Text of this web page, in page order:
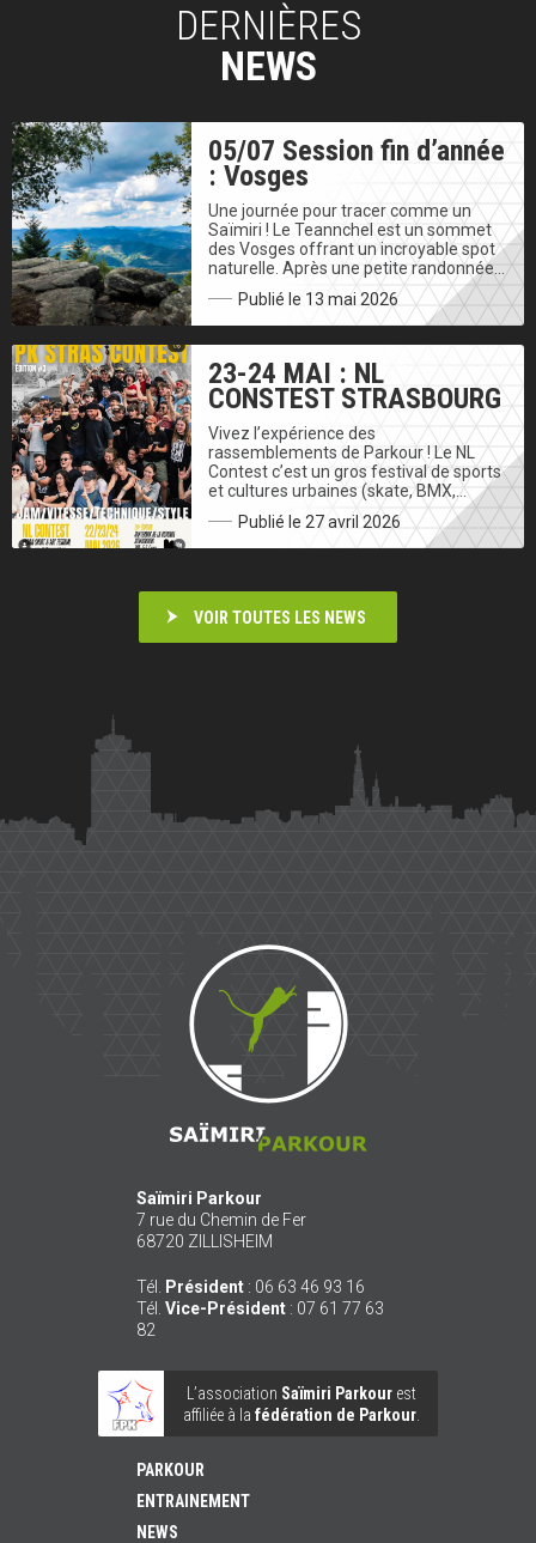
DERNIÈRES
NEWS
05/07 Session fin d’année
: Vosges
Une journée pour tracer comme un
Saïmiri ! Le Teannchel est un sommet
des Vosges offrant un incroyable spot
naturelle. Après une petite randonnée…
Publié le 13 mai 2026
23-24 MAI : NL
CONSTEST STRASBOURG
Vivez l’expérience des
rassemblements de Parkour ! Le NL
Contest c’est un gros festival de sports
et cultures urbaines (skate, BMX,…
Publié le 27 avril 2026
VOIR TOUTES LES NEWS
Saïmiri
Parkour
Saïmiri Parkour
7 rue du Chemin de Fer
68720 ZILLISHEIM
Tél. Président : 06 63 46 93 16
Tél. Vice-Président : 07 61 77 63
82
L’association Saïmiri Parkourest
affiliée à la fédération de Parkour.
PARKOUR
ENTRAINEMENT
NEWS